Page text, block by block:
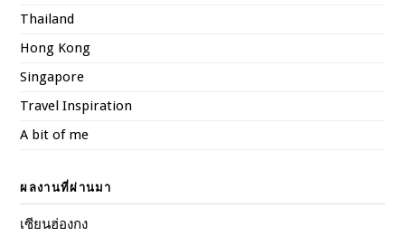
Thailand
Hong Kong
Singapore
Travel Inspiration
A bit of me
ผลงานที่ผ่านมา
เซียนฮ่องกง